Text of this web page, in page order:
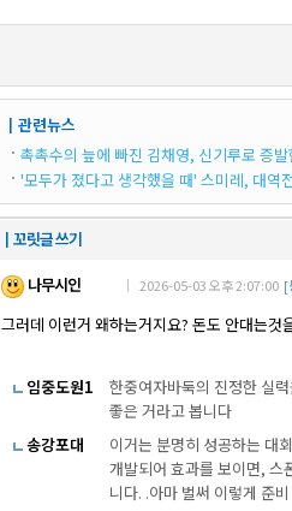
┃관련뉴스
촉촉수의 늪에 빠진 김채영, 신기루로 증발
'모두가 졌다고 생각했을 때' 스미레, 대역
┃꼬릿글 쓰기
나무시인
｜ 2026-05-03 오후 2:07:00 [
그러데 이런거 왜하는거지요? 돈도 안대는것
임중도원1
한중여자바둑의 진정한 실
좋은 거라고 봅니다
송강포대
이거는 분명히 성공하는 대
개발되어 효과를 보이면, 스
니다. .아마 벌써 이렇게 준